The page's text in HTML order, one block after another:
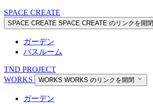
SPACE CREATE
SPACE CREATE SPACE CREATE のリンクを開閉
ガーデン
バスルーム
TND PROJECT
WORKS
WORKS WORKS のリンクを開閉
ガーデン